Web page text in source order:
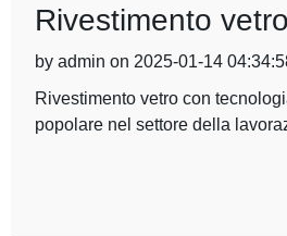
Rivestimento
by admin on 2025-01-14
Rivestimento vetro con
popolare nel settore della